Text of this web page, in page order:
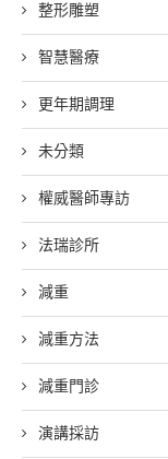
整形雕塑
智慧醫療
更年期調理
未分類
權威醫師專訪
法瑞診所
減重
減重方法
減重門診
演講採訪